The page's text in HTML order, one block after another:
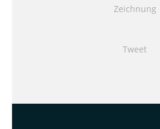
Zeichnung
Tweet